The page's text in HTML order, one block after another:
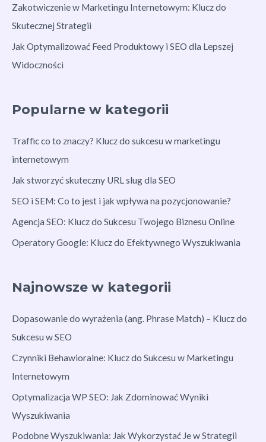
Zakotwiczenie w Marketingu Internetowym: Klucz do
Skutecznej Strategii
Jak Optymalizować Feed Produktowy i SEO dla Lepszej
Widoczności
Popularne w kategorii
Traffic co to znaczy? Klucz do sukcesu w marketingu
internetowym
Jak stworzyć skuteczny URL slug dla SEO
SEO i SEM: Co to jest i jak wpływa na pozycjonowanie?
Agencja SEO: Klucz do Sukcesu Twojego Biznesu Online
Operatory Google: Klucz do Efektywnego Wyszukiwania
Najnowsze w kategorii
Dopasowanie do wyrażenia (ang. Phrase Match) – Klucz do
Sukcesu w SEO
Czynniki Behawioralne: Klucz do Sukcesu w Marketingu
Internetowym
Optymalizacja WP SEO: Jak Zdominować Wyniki
Wyszukiwania
Podobne Wyszukiwania: Jak Wykorzystać Je w Strategii